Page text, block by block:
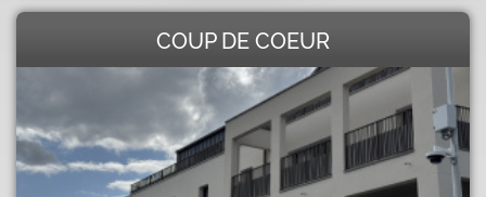
COUP DE COEUR